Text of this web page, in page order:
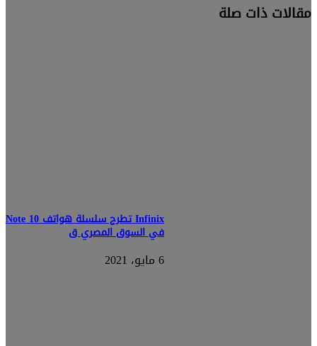
مقالات ذات صلة
Infinix تطرح سلسلة هواتف Note 10
في السوق المصري ق
6 مايو، 2021